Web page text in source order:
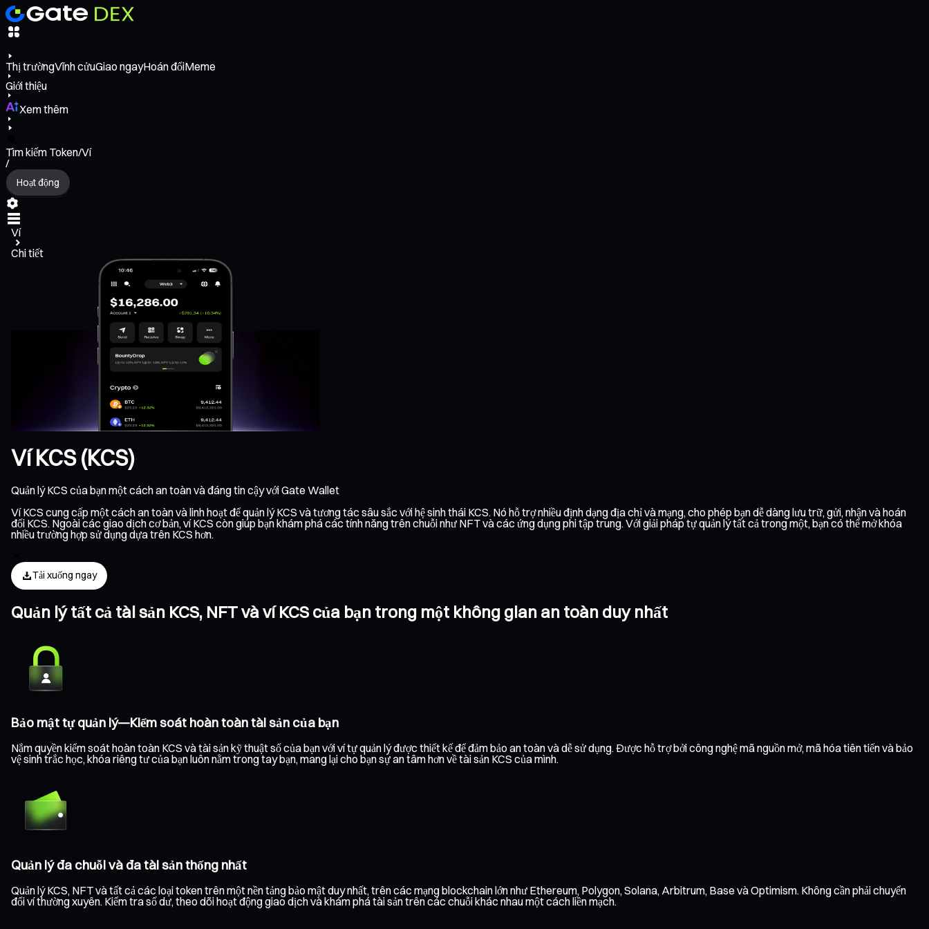
Thị trườngVĩnh cửuGiao ngayHoán đổiMeme
Giới thiệu
Xem thêm
Tìm kiếm Token/Ví
/
Hoạt động
Ví
Chi tiết
Ví KCS (KCS)
Quản lý KCS của bạn một cách an toàn và đáng tin cậy với Gate Wallet
Ví KCS cung cấp một cách an toàn và linh hoạt để quản lý KCS và tương tác sâu sắc với hệ sinh thái KCS. Nó hỗ trợ nhiều định dạng địa chỉ và mạng, cho phép bạn dễ dàng lưu trữ, gửi, nhận và hoán
đổi KCS. Ngoài các giao dịch cơ bản, ví KCS còn giúp bạn khám phá các tính năng trên chuỗi như NFT và các ứng dụng phi tập trung. Với giải pháp tự quản lý tất cả trong một, bạn có thể mở khóa
nhiều trường hợp sử dụng dựa trên KCS hơn.
Tải xuống ngay
Quản lý tất cả tài sản KCS, NFT và ví KCS của bạn trong một không gian an toàn duy nhất
Bảo mật tự quản lý—Kiểm soát hoàn toàn tài sản của bạn
Nắm quyền kiểm soát hoàn toàn KCS và tài sản kỹ thuật số của bạn với ví tự quản lý được thiết kế để đảm bảo an toàn và dễ sử dụng. Được hỗ trợ bởi công nghệ mã nguồn mở, mã hóa tiên tiến và bảo
vệ sinh trắc học, khóa riêng tư của bạn luôn nằm trong tay bạn, mang lại cho bạn sự an tâm hơn về tài sản KCS của mình.
Quản lý đa chuỗi và đa tài sản thống nhất
Quản lý KCS, NFT và tất cả các loại token trên một nền tảng bảo mật duy nhất, trên các mạng blockchain lớn như Ethereum, Polygon, Solana, Arbitrum, Base và Optimism. Không cần phải chuyển
đổi ví thường xuyên. Kiểm tra số dư, theo dõi hoạt động giao dịch và khám phá tài sản trên các chuỗi khác nhau một cách liền mạch.